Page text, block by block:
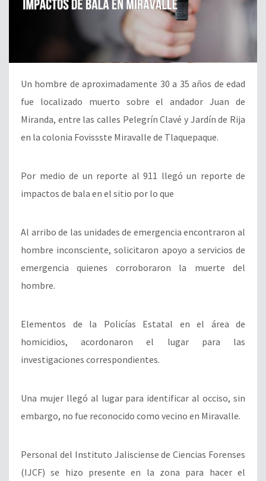
Un hombre de aproximadamente 30 a 35 años de edad
fue localizado muerto sobre el andador Juan de
Miranda, entre las calles Pelegrín Clavé y Jardín de Rija
en la colonia Fovissste Miravalle de Tlaquepaque.
Por medio de un reporte al 911 llegó un reporte de
impactos de bala en el sitio por lo que
Al arribo de las unidades de emergencia encontraron al
hombre inconsciente, solicitaron apoyo a servicios de
emergencia quienes corroboraron la muerte del
hombre.
Elementos de la Policías Estatal en el área de
homicidios, acordonaron el lugar para las
investigaciones correspondientes.
Una mujer llegó al lugar para identificar al occiso, sin
embargo, no fue reconocido como vecino en Miravalle.
Personal del Instituto Jalisciense de Ciencias Forenses
(IJCF) se hizo presente en la zona para hacer el